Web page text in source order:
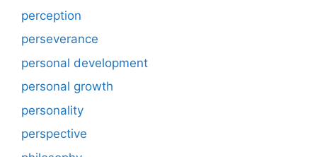
perception
perseverance
personal development
personal growth
personality
perspective